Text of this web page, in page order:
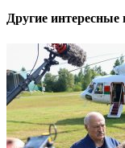
Другие интересные